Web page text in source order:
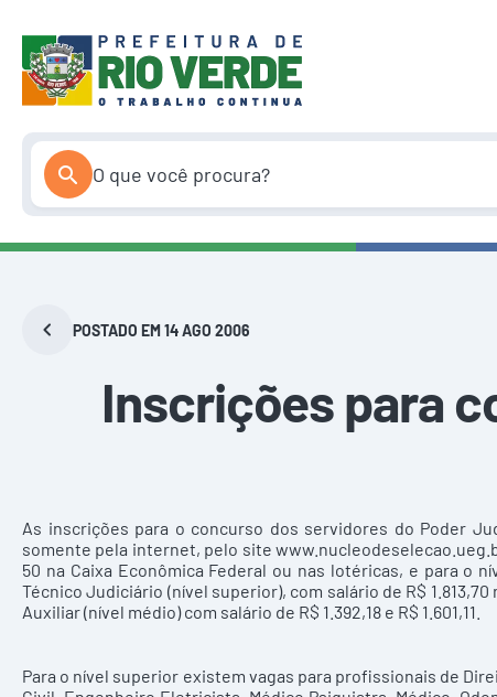
para
conteúdo
POSTADO EM 14 AGO 2006
Inscrições para
As inscrições para o concurso dos servidores do Poder
somente pela internet, pelo site
50 na Caixa Econômica Federal ou nas lotéricas, e para o
Técnico Judiciário (nível superior), com salário de R$
Auxiliar (nível médio) com salário de R$ 1.392,18 e R$ 1.601,11.
Para o nível superior existem vagas para profissionais de